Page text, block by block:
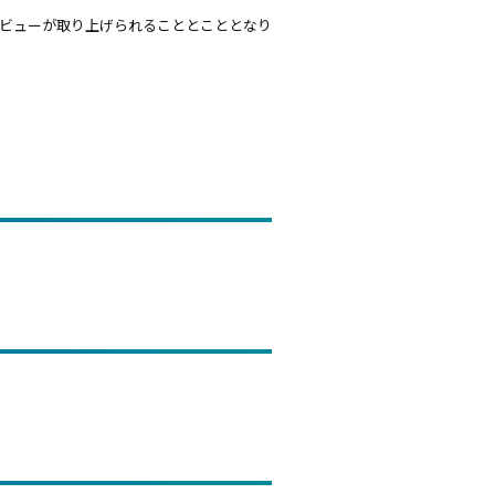
ューが取り上げられることとこととなり